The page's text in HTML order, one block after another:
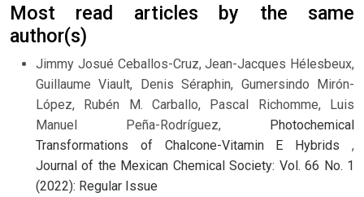
Most read articles by the same
author(s)
Jimmy Josué Ceballos-Cruz, Jean-Jacques Hélesbeux,
Guillaume Viault, Denis Séraphin, Gumersindo Mirón-
López, Rubén M. Carballo, Pascal Richomme, Luis
Manuel Peña-Rodríguez, Photochemical
Transformations of Chalcone-Vitamin E Hybrids ,
Journal of the Mexican Chemical Society: Vol. 66 No. 1
(2022): Regular Issue